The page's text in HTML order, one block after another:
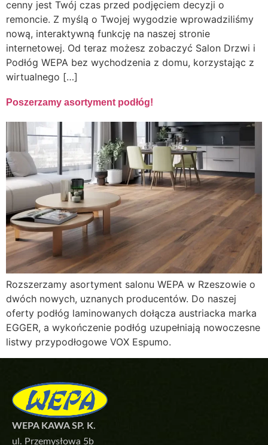
cenny jest Twój czas przed podjęciem decyzji o
remoncie. Z myślą o Twojej wygodzie wprowadziliśmy
nową, interaktywną funkcję na naszej stronie
internetowej. Od teraz możesz zobaczyć Salon Drzwi i
Podłóg WEPA bez wychodzenia z domu, korzystając z
wirtualnego […]
Poszerzamy asortyment podłóg!
Rozszerzamy asortyment salonu WEPA w Rzeszowie o
dwóch nowych, uznanych producentów. Do naszej
oferty podłóg laminowanych dołącza austriacka marka
EGGER, a wykończenie podłóg uzupełniają nowoczesne
listwy przypodłogowe VOX Espumo.
WEPA KAWA SP. K.
ul. Przemysłowa 5b